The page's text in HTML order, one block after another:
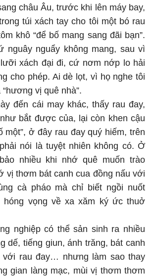
châu Âu, trước khi lên máy bay,
túi xách tay cho tôi một bó rau
khô “để bố mang sang đãi bạn”.
nguây nguẩy không mang, sau vì
xách đại đi, cứ nơm nớp lo hải
cho phép. Ai dè lọt, vì họ nghe tôi
vị quê nhà”.
đến cái may khác, thấy rau đay,
bắt được của, lại còn khen cậu
một”, ở đây rau đay quý hiếm, trên
nói là tuyệt nhiên không có. Ở
nhiều khi nhớ quê muốn trào
vị thơm bát canh cua đồng nấu với
cà pháo mà chỉ biết ngồi nuốt
hóng vọng về xa xăm ký ức thuở
nghiệp có thể sản sinh ra nhiều
dế, tiếng giun, ánh trăng, bát canh
với rau đay… nhưng làm sao thay
gian làng mạc, mùi vị thơm thơm